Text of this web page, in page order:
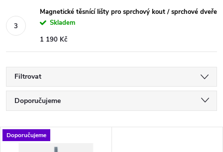
Magnetické těsnící lišty pro sprchový kout / sprchové dveře
Skladem
1 190 Kč
Filtrovat
Ř
a
Doporučujeme
Nejdražší
V
Doporučujeme